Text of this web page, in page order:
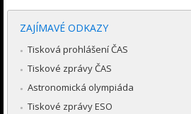
ZAJÍMAVÉ ODKAZY
Tisková prohlášení ČAS
Tiskové zprávy ČAS
Astronomická olympiáda
Tiskové zprávy ESO